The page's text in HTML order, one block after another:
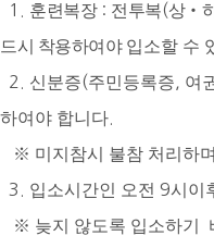
1. 훈련복장 : 전투복(상‧
드시 착용하여야 입소할 수
2. 신분증(주민등록증 여
하여야 합니다
※ 미지참시 불참 처리하며
3. 입소시간인 오전 9시이
※ 늦지 않도록 입소하기